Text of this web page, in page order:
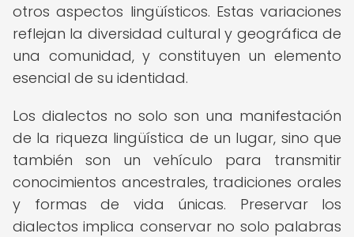
otros aspectos lingüísticos. Estas variaciones
reflejan la diversidad cultural y geográfica de
una comunidad, y constituyen un elemento
esencial de su identidad.
Los dialectos no solo son una manifestación
de la riqueza lingüística de un lugar, sino que
también son un vehículo para transmitir
conocimientos ancestrales, tradiciones orales
y formas de vida únicas. Preservar los
dialectos implica conservar no solo palabras